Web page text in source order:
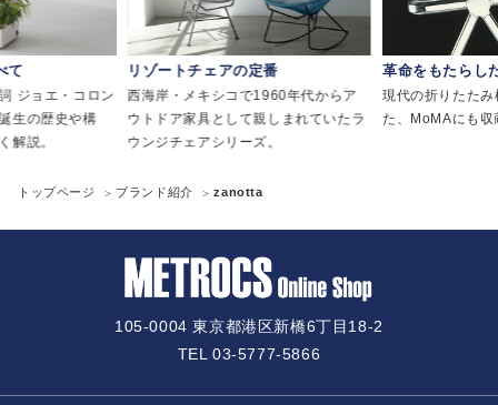
て
ジョエ・コロン
生の歴史や構
解説。
リゾートチェアの定番
西海岸・メキシコで1960年代からア
ウトドア家具として親しまれていたラ
ウンジチェアシリーズ。
革命をもたらし
現代の折りたた
た、MoMAにも収
トップページ ブランド紹介 zanotta
105-0004 東京都港区新橋6丁目18-2
TEL 03-5777-5866